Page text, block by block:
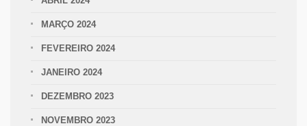
MARÇO 2024
FEVEREIRO 2024
JANEIRO 2024
DEZEMBRO 2023
NOVEMBRO 2023